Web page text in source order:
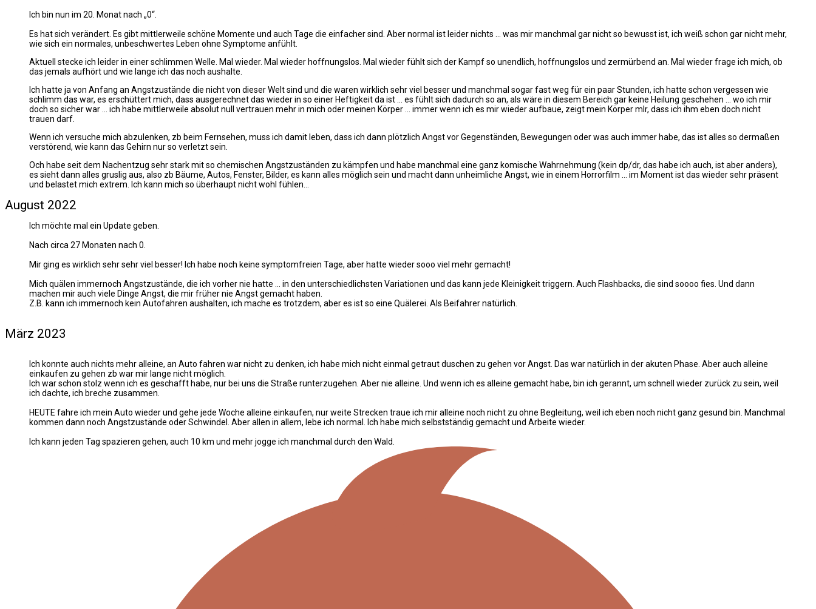
Ich bin nun im 20. Monat nach „0“.
Es hat sich verändert. Es gibt mittlerweile schöne Momente und auch Tage die einfacher sind. Aber normal ist leider nichts … was mir manchmal gar nicht so bewusst ist, ich weiß schon gar nicht mehr,
wie sich ein normales, unbeschwertes Leben ohne Symptome anfühlt.
Aktuell stecke ich leider in einer schlimmen Welle. Mal wieder. Mal wieder hoffnungslos. Mal wieder fühlt sich der Kampf so unendlich, hoffnungslos und zermürbend an. Mal wieder frage ich mich, ob
das jemals aufhört und wie lange ich das noch aushalte.
Ich hatte ja von Anfang an Angstzustände die nicht von dieser Welt sind und die waren wirklich sehr viel besser und manchmal sogar fast weg für ein paar Stunden, ich hatte schon vergessen wie
schlimm das war, es erschüttert mich, dass ausgerechnet das wieder in so einer Heftigkeit da ist … es fühlt sich dadurch so an, als wäre in diesem Bereich gar keine Heilung geschehen … wo ich mir
doch so sicher war … ich habe mittlerweile absolut null vertrauen mehr in mich oder meinen Körper … immer wenn ich es mir wieder aufbaue, zeigt mein Körper mlr, dass ich ihm eben doch nicht
trauen darf.
Wenn ich versuche mich abzulenken, zb beim Fernsehen, muss ich damit leben, dass ich dann plötzlich Angst vor Gegenständen, Bewegungen oder was auch immer habe, das ist alles so dermaßen
verstörend, wie kann das Gehirn nur so verletzt sein.
Och habe seit dem Nachentzug sehr stark mit so chemischen Angstzuständen zu kämpfen und habe manchmal eine ganz komische Wahrnehmung (kein dp/dr, das habe ich auch, ist aber anders),
es sieht dann alles gruslig aus, also zb Bäume, Autos, Fenster, Bilder, es kann alles möglich sein und macht dann unheimliche Angst, wie in einem Horrorfilm … im Moment ist das wieder sehr präsent
und belastet mich extrem. Ich kann mich so überhaupt nicht wohl fühlen…
August 2022
Ich möchte mal ein Update geben.
Nach circa 27 Monaten nach 0.
Mir ging es wirklich sehr sehr viel besser! Ich habe noch keine symptomfreien Tage, aber hatte wieder sooo viel mehr gemacht!
Mich quälen immernoch Angstzustände, die ich vorher nie hatte … in den unterschiedlichsten Variationen und das kann jede Kleinigkeit triggern. Auch Flashbacks, die sind soooo fies. Und dann
machen mir auch viele Dinge Angst, die mir früher nie Angst gemacht haben.
Z.B. kann ich immernoch kein Autofahren aushalten, ich mache es trotzdem, aber es ist so eine Quälerei. Als Beifahrer natürlich.
März 2023
Ich konnte auch nichts mehr alleine, an Auto fahren war nicht zu denken, ich habe mich nicht einmal getraut duschen zu gehen vor Angst. Das war natürlich in der akuten Phase. Aber auch alleine
einkaufen zu gehen zb war mir lange nicht möglich.
Ich war schon stolz wenn ich es geschafft habe, nur bei uns die Straße runterzugehen. Aber nie alleine. Und wenn ich es alleine gemacht habe, bin ich gerannt, um schnell wieder zurück zu sein, weil
ich dachte, ich breche zusammen.
HEUTE fahre ich mein Auto wieder und gehe jede Woche alleine einkaufen, nur weite Strecken traue ich mir alleine noch nicht zu ohne Begleitung, weil ich eben noch nicht ganz gesund bin. Manchmal
kommen dann noch Angstzustände oder Schwindel. Aber allen in allem, lebe ich normal. Ich habe mich selbstständig gemacht und Arbeite wieder.
Ich kann jeden Tag spazieren gehen, auch 10 km und mehr jogge ich manchmal durch den Wald.